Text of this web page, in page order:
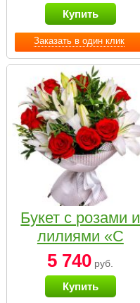
Заказать в один клик
Купить
Букет с розами и
лилиями «С
наилучшими
пожеланиями»
5 740 руб.
Купить